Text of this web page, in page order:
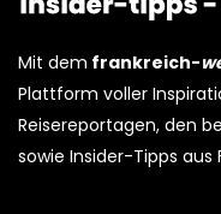
Mit dem frankreich-
Plattform voller
Reisereportagen, den
sowie Insider-Tipps aus